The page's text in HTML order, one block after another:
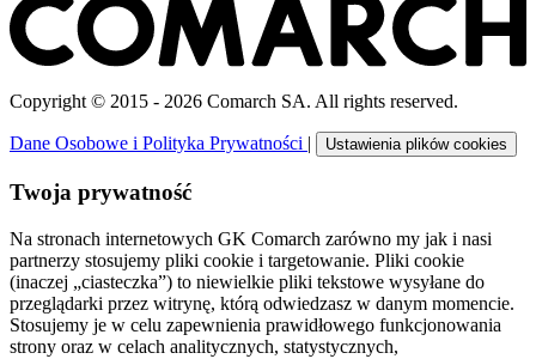
Copyright © 2015 - 2026 Comarch SA. All rights reserved.
Dane Osobowe i Polityka Prywatności | Ustawienia plików cookies
Twoja prywatność
Na stronach internetowych GK Comarch zarówno my jak i nasi
partnerzy stosujemy pliki cookie i targetowanie. Pliki cookie
(inaczej „ciasteczka”) to niewielkie pliki tekstowe wysyłane do
przeglądarki przez witrynę, którą odwiedzasz w danym momencie.
Stosujemy je w celu zapewnienia prawidłowego funkcjonowania
strony oraz w celach analitycznych, statystycznych,